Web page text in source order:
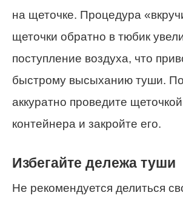
на щеточке. Процедура
щеточки обратно в тюбик
поступление воздуха, что
быстрому высыханию туши.
аккуратно проведите
контейнера и закройте его.
Избегайте дележа туши
Не рекомендуется делиться